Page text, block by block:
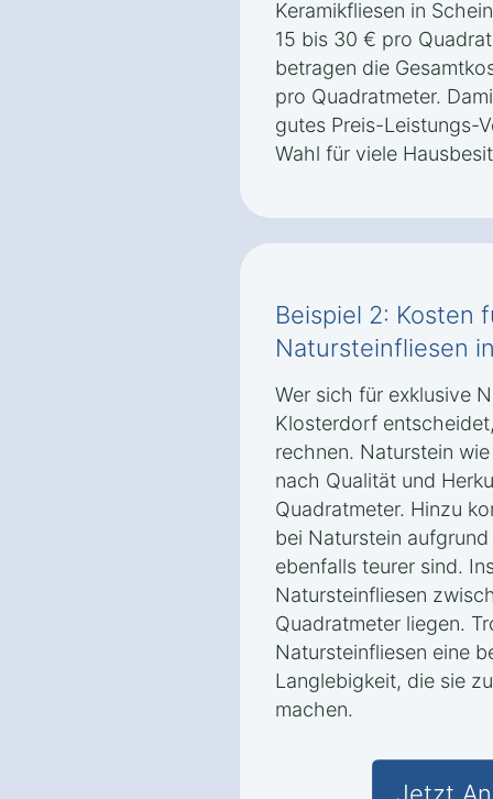
Keramikfliesen in
15 bis 30 € pro
betragen die
pro Quadratmeter.
gutes Preis-Leistungs-
Wahl für viele
Beispiel 2: Kosten
Natursteinfliesen
Wer sich für exklusive
Klosterdorf
rechnen. Naturstein
nach Qualität und
Quadratmeter. Hinzu
bei Naturstein
ebenfalls teurer sind.
Natursteinfliesen
Quadratmeter liegen.
Natursteinfliesen eine
Langlebigkeit, die sie
machen.